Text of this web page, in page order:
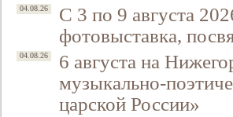
04.08.26
С 3 по 9 августа
фотовыставка,
04.08.26
6 августа на
музыкально-
царской России»